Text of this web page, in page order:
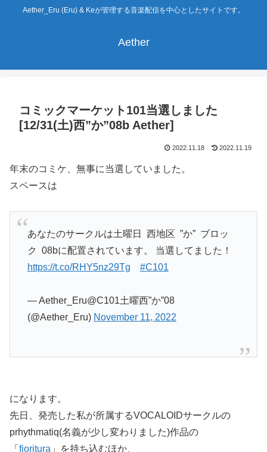
Aether_Eru (Eru) & Keが管理する音楽配信を中心としたサイトです。
Aether
コミックマーケット101当選しました
[12/31(土)西”か”08b Aether]
2022.11.18 2022.11.19
年末のコミケ、無事に当選していました。
スペースは
あなたのサークルは土曜日 西地区 ”か” ブロッ
ク 08bに配置されています。 当選してました！
https://t.co/RHY5nz29Tg
#C101
— Aether_Eru@C101土曜西”か”08
(@Aether_Eru) November 11, 2022
になります。
先日、発売した私が所属するVOCALOIDサークルの
prhythmatiq(名義が少し変わりました)作品の
「 fioritura 」を持ち込むほか、